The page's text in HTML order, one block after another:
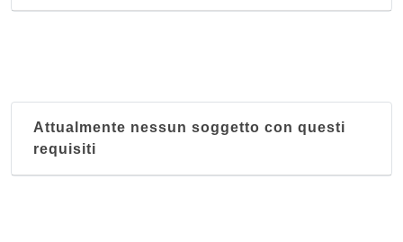
Attualmente nessun soggetto con questi
requisiti